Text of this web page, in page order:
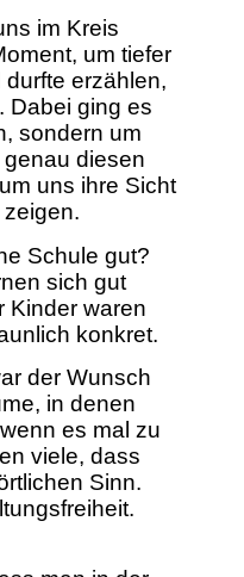
im Kreis
um tiefer
erzählen,
Dabei ging es
sondern um
diesen
uns ihre Sicht
Schule gut?
sich gut
Kinder waren
konkret.
der Wunsch
in denen
es mal zu
viele, dass
Sinn.